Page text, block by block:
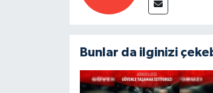
Bunlar da ilginizi